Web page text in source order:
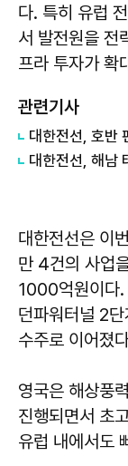
다. 특히 유럽
서 발전원을 전
프라 투자가 확
관련기사
대한전선, 호반
대한전선은 이
만 4건의 사업
1000억원이다.
던파워터널 2
수주로 이어졌
영국은 해상풍
진행되면서 초
유럽 내에서도